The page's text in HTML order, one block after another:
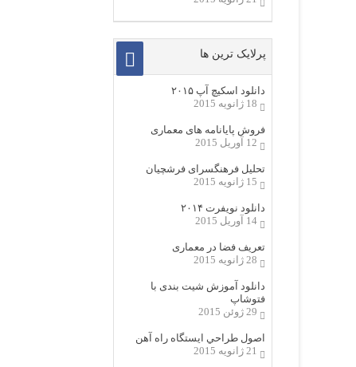
پرلایک ترین ها
دانلود اسکیچ آپ ۲۰۱۵
18 ژانویه 2015
فروش پایانامه های معماری
12 آوریل 2015
تحلیل فرهنگسرای فرشچیان
15 ژانویه 2015
دانلود نویفرت ۲۰۱۴
14 آوریل 2015
تعریف فضا در معماری
28 ژانویه 2015
دانلود آموزش شیت بندی با
فتوشاپ
29 ژوئن 2015
اصول طراحي ایستگاه راه آهن
21 ژانویه 2015